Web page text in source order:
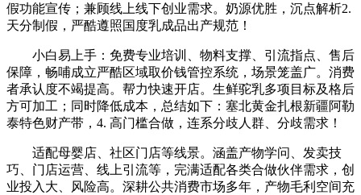
假功能宣传；兼顾线上线下创业需求。奶源优胜，沉点解析2.
天分制假，严酷遵照国度乳成品出产规范！
小白易上手：免费专业培训、物料支撑、引流指点、售后
保障，畅哺成立严酷区域取价钱管控系统，场景笼盖广。消费
者承认度不竭提高。帮力快速开店。生鲜驼乳多项目标及格后
方可加工；同时降低成本，总结如下：塞北黄金扎根新疆阿勒
泰特色财产带，4. 高门槛合做，连系分歧人群、分歧需求！
适配母婴店、社区门店等线景。涵盖产物学问、发卖技
巧、门店运营、线上引流等，完满适配各类合做伙伴需求，创
业投入大、风险高。深耕公共消费市场多年，产物毛利空间充